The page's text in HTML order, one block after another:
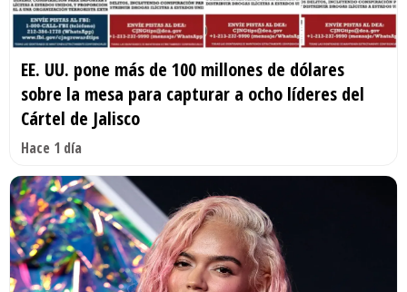
EE. UU. pone más de 100 millones de dólares
sobre la mesa para capturar a ocho líderes del
Cártel de Jalisco
Hace 1 día